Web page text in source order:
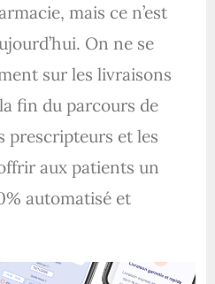
mais ce n’est
On ne se
sur les livraisons
fin du parcours de
prescripteurs et les
aux patients un
automatisé et